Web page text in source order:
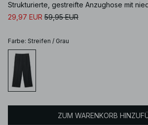
Strukturierte, gestreifte Anzughose mit
29,97 EUR 59,95 EUR
Farbe: Streifen / Grau
ZUM WARENKORB